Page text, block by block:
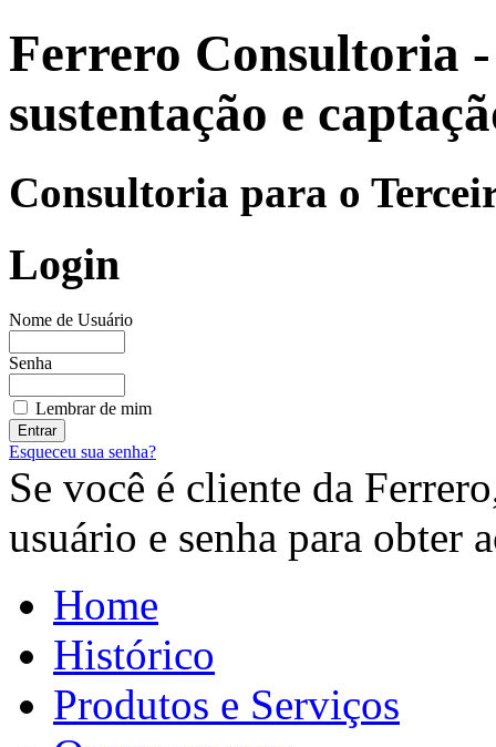
Ferrero Consultoria
sustentação e
Consultoria para o
Login
Nome de Usuário
Senha
Lembrar de mim
Esqueceu sua senha?
Se você é cliente da
usuário e senha para obter
Home
Histórico
Produtos e Serviços